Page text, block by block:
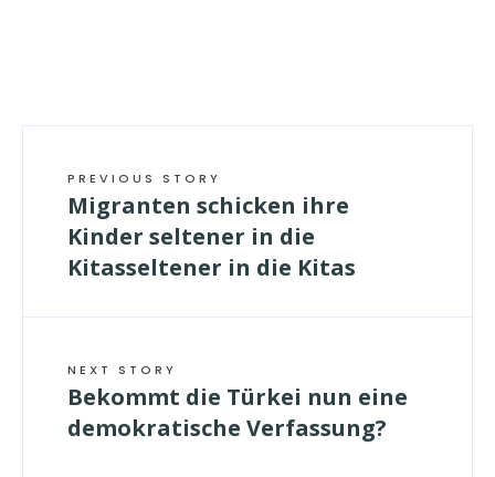
PREVIOUS STORY
Migranten schicken ihre
Kinder seltener in die
Kitasseltener in die Kitas
NEXT STORY
Bekommt die Türkei nun eine
demokratische Verfassung?